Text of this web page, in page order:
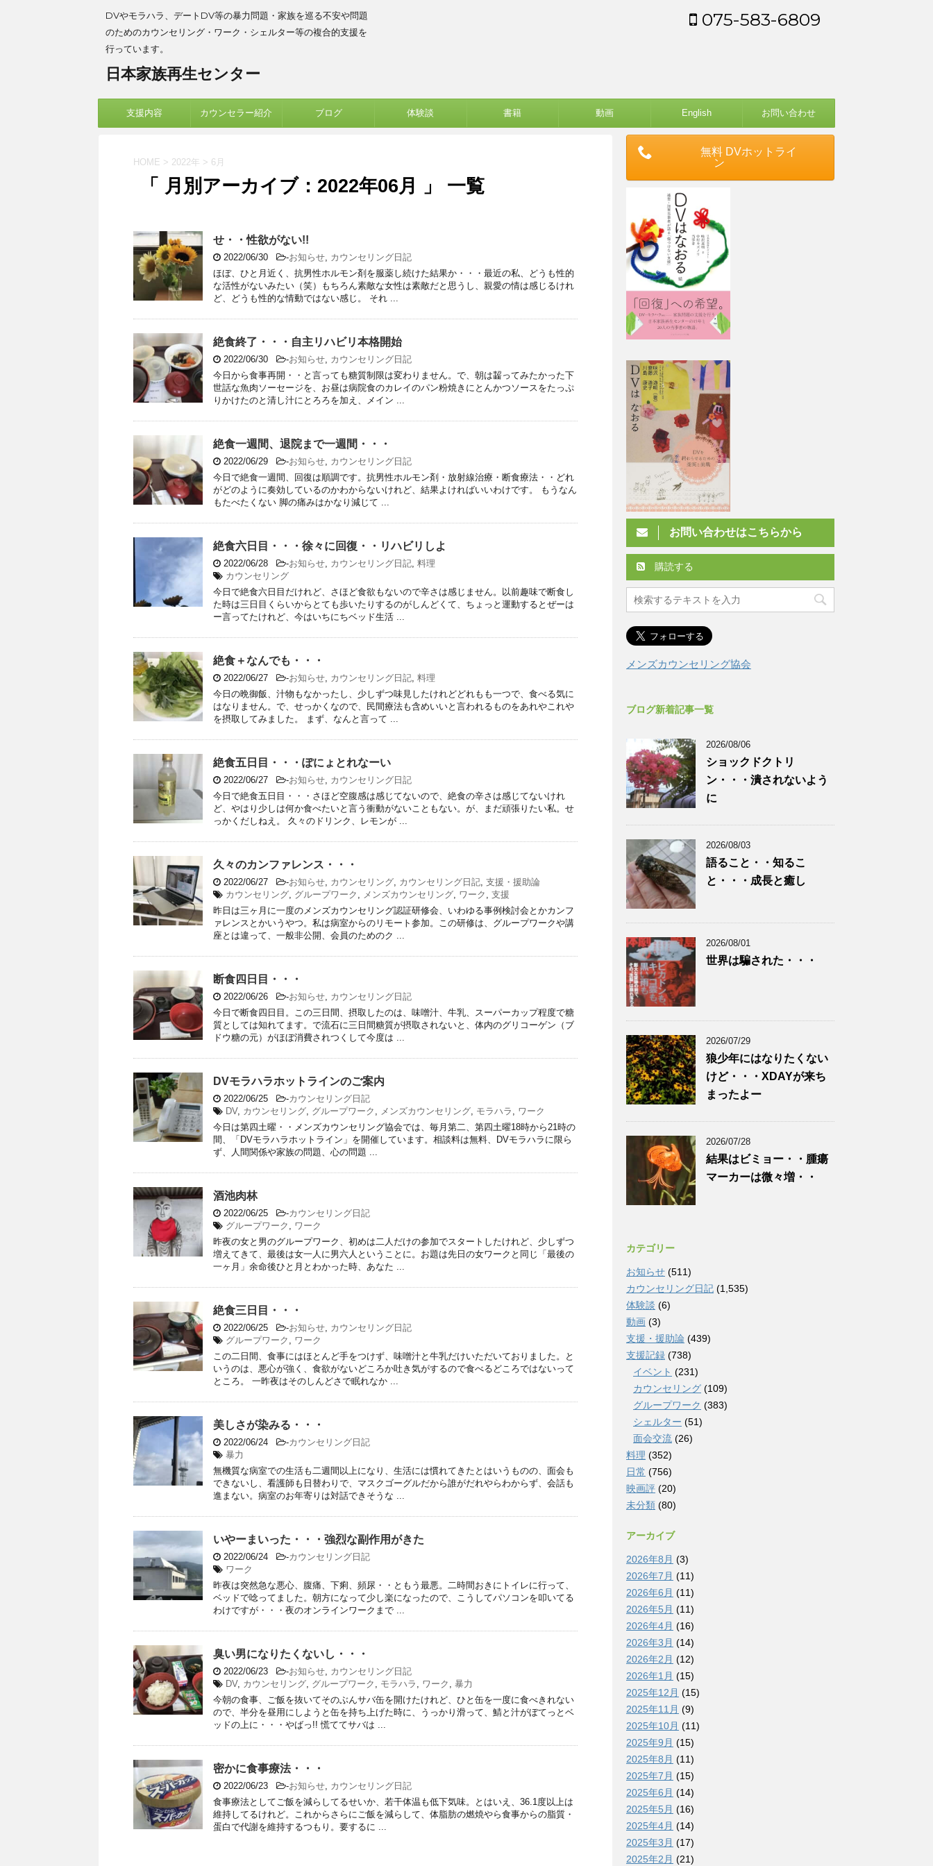
DVやモラハラ、デートDV等の暴力問題・家族を巡る不安や問題
のためのカウンセリング・ワーク・シェルター等の複合的支援を
行っています。
日本家族再生センター
075-583-6809
支援内容 カウンセラー紹介 ブログ 体験談 書籍 動画 English お問い合わせ
HOME > 2022年 > 6月
「 月別アーカイブ：2022年06月 」 一覧
せ・・性欲がない!!
2022/06/30 -お知らせ, カウンセリング日記
ほぼ、ひと月近く、抗男性ホルモン剤を服薬し続けた結果か・・・最近の私、どうも性的
な活性がないみたい（笑）もちろん素敵な女性は素敵だと思うし、親愛の情は感じるけれ
ど、どうも性的な情動ではない感じ。 それ ...
絶食終了・・・自主リハビリ本格開始
2022/06/30 -お知らせ, カウンセリング日記
今日から食事再開・・と言っても糖質制限は変わりません。で、朝は齧ってみたかった下
世話な魚肉ソーセージを、お昼は病院食のカレイのパン粉焼きにとんかつソースをたっぷ
りかけたのと清し汁にとろろを加え、メイン ...
絶食一週間、退院まで一週間・・・
2022/06/29 -お知らせ, カウンセリング日記
今日で絶食一週間、回復は順調です。抗男性ホルモン剤・放射線治療・断食療法・・どれ
がどのように奏効しているのかわからないけれど、結果よければいいわけです。 もうなん
もたべたくない 脚の痛みはかなり減じて ...
絶食六日目・・・徐々に回復・・リハビリしよ
2022/06/28 -お知らせ, カウンセリング日記, 料理
カウンセリング
今日で絶食六日目だけれど、さほど食欲もないので辛さは感じません。以前趣味で断食し
た時は三日目くらいからとても歩いたりするのがしんどくて、ちょっと運動するとぜーは
ー言ってたけれど、今はいちにちベッド生活 ...
絶食＋なんでも・・・
2022/06/27 -お知らせ, カウンセリング日記, 料理
今日の晩御飯、汁物もなかったし、少しずつ味見したけれどどれもも一つで、食べる気に
はなりません。で、せっかくなので、民間療法も含めいいと言われるものをあれやこれや
を摂取してみました。 まず、なんと言って ...
絶食五日目・・・ぽにょとれなーい
2022/06/27 -お知らせ, カウンセリング日記
今日で絶食五日目・・・さほど空腹感は感じてないので、絶食の辛さは感じてないけれ
ど、やはり少しは何か食べたいと言う衝動がないこともない。が、まだ頑張りたい私。せ
っかくだしねえ。 久々のドリンク、レモンが ...
久々のカンファレンス・・・
2022/06/27 -お知らせ, カウンセリング, カウンセリング日記, 支援・援助論
カウンセリング, グループワーク , メンズカウンセリング, ワーク , 支援
昨日は三ヶ月に一度のメンズカウンセリング認証研修会、いわゆる事例検討会とかカンフ
ァレンスとかいうやつ。私は病室からのリモート参加。この研修は、グループワークや講
座とは違って、一般非公開、会員のためのク ...
断食四日目・・・
2022/06/26 -お知らせ, カウンセリング日記
今日で断食四日目。この三日間、摂取したのは、味噌汁、牛乳、スーパーカップ程度で糖
質としては知れてます。で流石に三日間糖質が摂取されないと、体内のグリコーゲン（ブ
ドウ糖の元）がほぼ消費されつくして今度は ...
DVモラハラホットラインのご案内
2022/06/25 -カウンセリング日記
DV, カウンセリング, グループワーク , メンズカウンセリング, モラハラ , ワーク
今日は第四土曜・・メンズカウンセリング協会では、毎月第二、第四土曜18時から21時の
間、「DVモラハラホットライン」を開催しています。相談料は無料、DVモラハラに限ら
ず、人間関係や家族の問題、心の問題 ...
酒池肉林
2022/06/25 -カウンセリング日記
グループワーク , ワーク
昨夜の女と男のグループワーク、初めは二人だけの参加でスタートしたけれど、少しずつ
増えてきて、最後は女一人に男六人ということに。お題は先日の女ワークと同じ「最後の
一ヶ月」余命後ひと月とわかった時、あなた ...
絶食三日目・・・
2022/06/25 -お知らせ, カウンセリング日記
グループワーク , ワーク
この二日間、食事にはほとんど手をつけず、味噌汁と牛乳だけいただいておりました。と
いうのは、悪心が強く、食欲がないどころか吐き気がするので食べるどころではないって
ところ。 一昨夜はそのしんどさで眠れなか ...
美しさが染みる・・・
2022/06/24 -カウンセリング日記
暴力
無機質な病室での生活も二週間以上になり、生活には慣れてきたとはいうものの、面会も
できないし、看護師も日替わりで、マスクゴーグルだから誰がだれやらわからず、会話も
進まない。病室のお年寄りは対話できそうな ...
いやーまいった・・・強烈な副作用がきた
2022/06/24 -カウンセリング日記
ワーク
昨夜は突然急な悪心、腹痛、下痢、頻尿・・ともう最悪。二時間おきにトイレに行って、
ベッドで唸ってました。朝方になって少し楽になったので、こうしてパソコンを叩いてる
わけですが・・・夜のオンラインワークまで ...
臭い男になりたくないし・・・
2022/06/23 -お知らせ, カウンセリング日記
DV, カウンセリング, グループワーク , モラハラ , ワーク , 暴力
今朝の食事、ご飯を抜いてそのぶんサバ缶を開けたけれど、ひと缶を一度に食べきれない
ので、半分を昼用にしようと缶を持ち上げた時に、うっかり滑って、鯖と汁がぼてっとベ
ッドの上に・・・やばっ!! 慌ててサバは ...
密かに食事療法・・・
2022/06/23 -お知らせ, カウンセリング日記
食事療法としてご飯を減らしてるせいか、若干体温も低下気味。とはいえ、36.1度以上は
維持してるけれど。これからさらにご飯を減らして、体脂肪の燃焼やら食事からの脂質・
蛋白で代謝を維持するつもり。要するに ...
無料 DVホットライ
ン
お問い合わせはこちらから
購読する
メンズカウンセリング協会
ブログ新着記事一覧
2026/08/06
ショックドクトリ
ン・・・潰されないよう
に
2026/08/03
語ること・・知るこ
と・・・成長と癒し
2026/08/01
世界は騙された・・・
2026/07/29
狼少年にはなりたくない
けど・・・XDAYが来ち
まったよー
2026/07/28
結果はビミョー・・腫瘍
マーカーは微々増・・
カテゴリー
お知らせ (511)
カウンセリング日記 (1,535)
体験談 (6)
動画 (3)
支援・援助論 (439)
支援記録 (738)
イベント (231)
カウンセリング (109)
グループワーク (383)
シェルター (51)
面会交流 (26)
料理 (352)
日常 (756)
映画評 (20)
未分類 (80)
アーカイブ
2026年8月 (3)
2026年7月 (11)
2026年6月 (11)
2026年5月 (11)
2026年4月 (16)
2026年3月 (14)
2026年2月 (12)
2026年1月 (15)
2025年12月 (15)
2025年11月 (9)
2025年10月 (11)
2025年9月 (15)
2025年8月 (11)
2025年7月 (15)
2025年6月 (14)
2025年5月 (16)
2025年4月 (14)
2025年3月 (17)
2025年2月 (21)